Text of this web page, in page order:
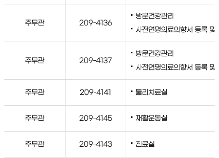
주무관 209-4136
방문건강관리
사전연명의료의향서 등록 및
주무관 209-4137
방문건강관리
사전연명의료의향서 등록 및
주무관 209-4141 물리치료실
주무관 209-4145 재활운동실
주무관 209-4143 진료실